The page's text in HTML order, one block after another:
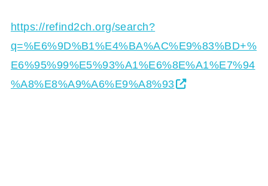
https://refind2ch.org/search?
q=%E6%9D%B1%E4%BA%AC%E9%83%BD+%
E6%95%99%E5%93%A1%E6%8E%A1%E7%94
%A8%E8%A9%A6%E9%A8%93